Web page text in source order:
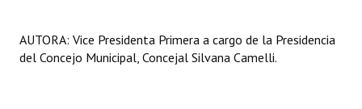
Resoluciones
AUTORA: Vice Presidenta Primera a cargo de la Presidencia
del Concejo Municipal, Concejal Silvana Camelli.